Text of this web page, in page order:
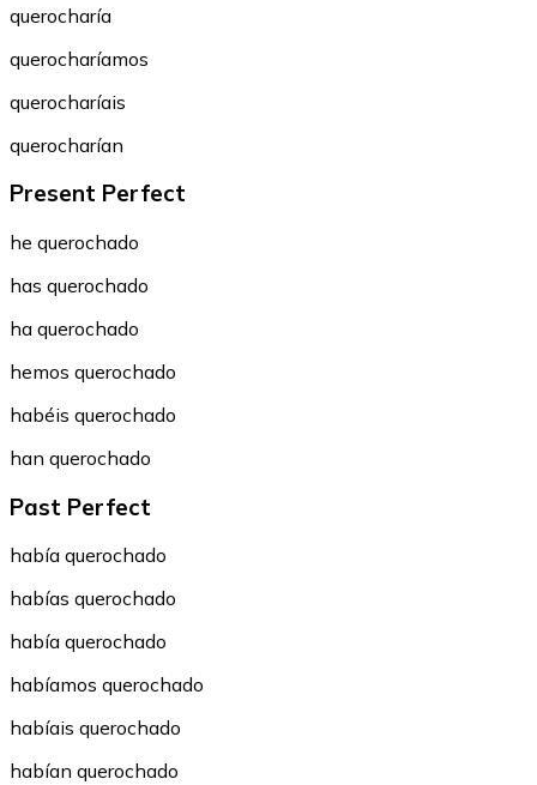
querocharía
querocharíamos
querocharíais
querocharían
Present Perfect
he querochado
has querochado
ha querochado
hemos querochado
habéis querochado
han querochado
Past Perfect
había querochado
habías querochado
había querochado
habíamos querochado
habíais querochado
habían querochado